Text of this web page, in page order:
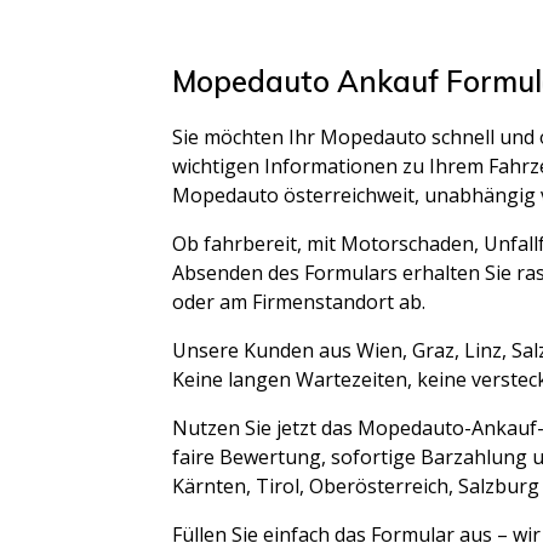
Mopedauto Ankauf
Sie möchten Ihr Mopedauto schnell
wichtigen Informationen zu Ihrem
Mopedauto österreichweit, unabhängig
Ob fahrbereit, mit Motorschaden,
Absenden des Formulars erhalten Sie
oder am Firmenstandort ab.
Unsere Kunden aus Wien, Graz, Linz,
Keine langen Wartezeiten, keine
Nutzen Sie jetzt das Mopedauto-
faire Bewertung, sofortige Barzahlung
Kärnten, Tirol, Oberösterreich,
Füllen Sie einfach das Formular aus –